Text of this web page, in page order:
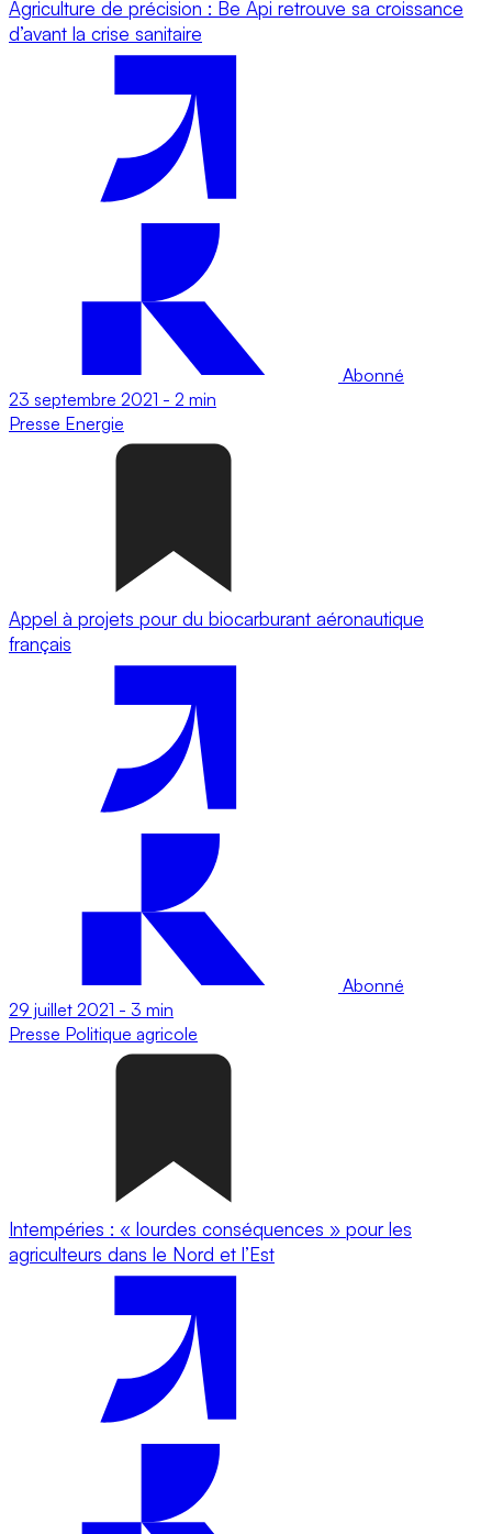
Agriculture de précision : Be Api retrouve sa croissance
d’avant la crise sanitaire
Abonné
23 septembre 2021 - 2 min
Presse Energie
Appel à projets pour du biocarburant aéronautique
français
Abonné
29 juillet 2021 - 3 min
Presse Politique agricole
Intempéries : « lourdes conséquences » pour les
agriculteurs dans le Nord et l’Est